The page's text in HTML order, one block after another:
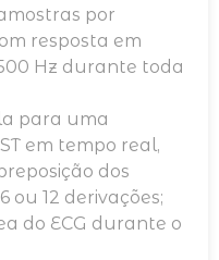
por
resposta em
Hz durante toda
para uma
em tempo real,
dos
ou 12 derivações;
do ECG durante o